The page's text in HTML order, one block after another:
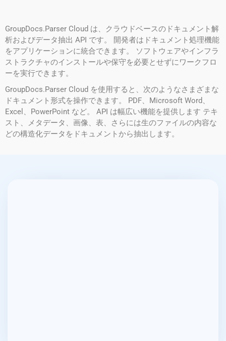
GroupDocs.Parser Cloud は、クラウドベースのドキュメント解
析およびデータ抽出 API です。 開発者はドキュメント処理機能
をアプリケーションに統合できます。 ソフトウェアやインフラ
ストラクチャのインストールや保守を必要とせずにワークフロ
ーを実行できます。
GroupDocs.Parser Cloud を使用すると、次のようなさまざまな
ドキュメント形式を操作できます。 PDF、Microsoft Word、
Excel、PowerPoint など。 API は幅広い機能を提供します テキ
スト、メタデータ、画像、表、さらには生のファイルの内容な
どの構造化データをドキュメントから抽出します。